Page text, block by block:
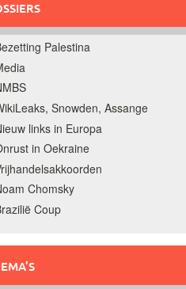
Palestina
Snowden, Assange
links in Europa
in Oekraine
Chomsky
Coup